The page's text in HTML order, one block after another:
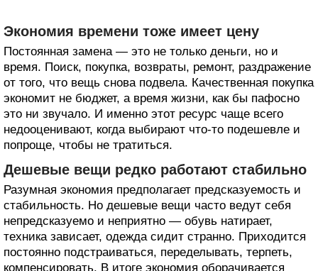
Экономия времени тоже имеет цену
Постоянная замена — это не только деньги, но и
время. Поиск, покупка, возвраты, ремонт, раздражение
от того, что вещь снова подвела. Качественная покупка
экономит не бюджет, а время жизни, как бы пафосно
это ни звучало. И именно этот ресурс чаще всего
недооценивают, когда выбирают что-то подешевле и
попроще, чтобы не тратиться.
Дешевые вещи редко работают стабильно
Разумная экономия предполагает предсказуемость и
стабильность. Но дешевые вещи часто ведут себя
непредсказуемо и неприятно — обувь натирает,
техника зависает, одежда сидит странно. Приходится
постоянно подстраиваться, переделывать, терпеть,
компенсировать. В итоге экономия оборачивается